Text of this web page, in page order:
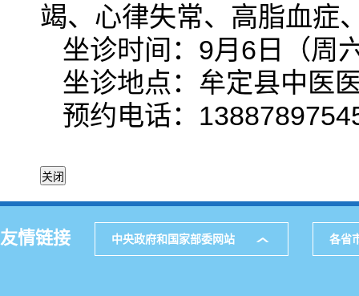
竭、心律失常、高脂血症
坐诊时间：9月6日（周
坐诊地点：牟定县中医
预约电话：
友情链接 中央政府和国家部委网站 各省